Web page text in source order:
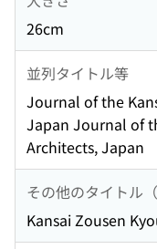
26cm
並列タイトル等
Journal of the
Japan Journal of
Architects, Japan
その他のタイトル
Kansai Zousen